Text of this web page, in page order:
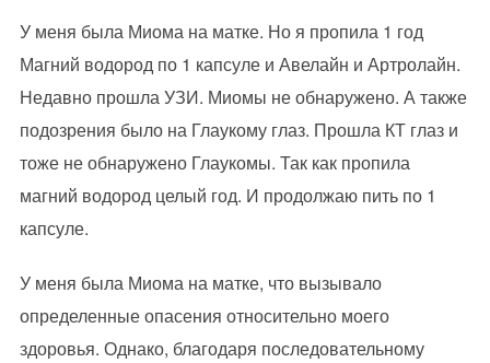
У меня была Миома на матке. Но я пропила 1 год
Магний водород по 1 капсуле и Авелайн и Артролайн.
Недавно прошла УЗИ. Миомы не обнаружено. А также
подозрения было на Глаукому глаз. Прошла КТ глаз и
тоже не обнаружено Глаукомы. Так как пропила
магний водород целый год. И продолжаю пить по 1
капсуле.
У меня была Миома на матке, что вызывало
определенные опасения относительно моего
здоровья. Однако, благодаря последовательному